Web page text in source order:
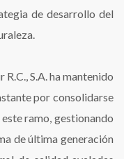
de desarrollo del
S.A. ha mantenido
por consolidarse
ramo, gestionando
de última generación